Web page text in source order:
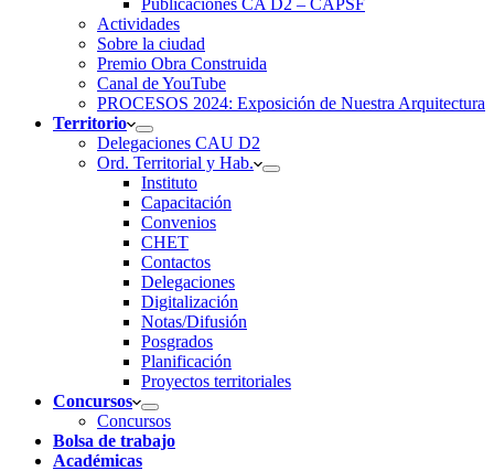
Actividades
Sobre la ciudad
Premio Obra Construida
Canal de YouTube
PROCESOS 2024: Exposición de Nuestra Arquitectura
Territorio
Delegaciones CAU D2
Ord. Territorial y Hab.
Instituto
Capacitación
Convenios
CHET
Contactos
Delegaciones
Digitalización
Notas/Difusión
Posgrados
Planificación
Proyectos territoriales
Concursos
Concursos
Bolsa de trabajo
Académicas